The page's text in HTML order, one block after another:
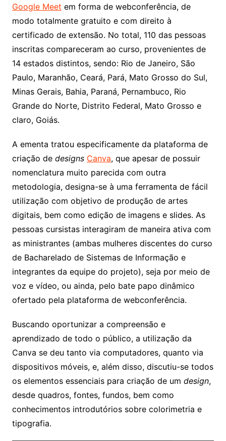
Google Meet em forma de webconferência, de
modo totalmente gratuito e com direito à
certificado de extensão. No total, 110 das pessoas
inscritas compareceram ao curso, provenientes de
14 estados distintos, sendo: Rio de Janeiro, São
Paulo, Maranhão, Ceará, Pará, Mato Grosso do Sul,
Minas Gerais, Bahia, Paraná, Pernambuco, Rio
Grande do Norte, Distrito Federal, Mato Grosso e
claro, Goiás.
A ementa tratou especificamente da plataforma de
criação de designs Canva, que apesar de possuir
nomenclatura muito parecida com outra
metodologia, designa-se à uma ferramenta de fácil
utilização com objetivo de produção de artes
digitais, bem como edição de imagens e slides. As
pessoas cursistas interagiram de maneira ativa com
as ministrantes (ambas mulheres discentes do curso
de Bacharelado de Sistemas de Informação e
integrantes da equipe do projeto), seja por meio de
voz e vídeo, ou ainda, pelo bate papo dinâmico
ofertado pela plataforma de webconferência.
Buscando oportunizar a compreensão e
aprendizado de todo o público, a utilização da
Canva se deu tanto via computadores, quanto via
dispositivos móveis, e, além disso, discutiu-se todos
os elementos essenciais para criação de um design,
desde quadros, fontes, fundos, bem como
conhecimentos introdutórios sobre colorimetria e
tipografia.